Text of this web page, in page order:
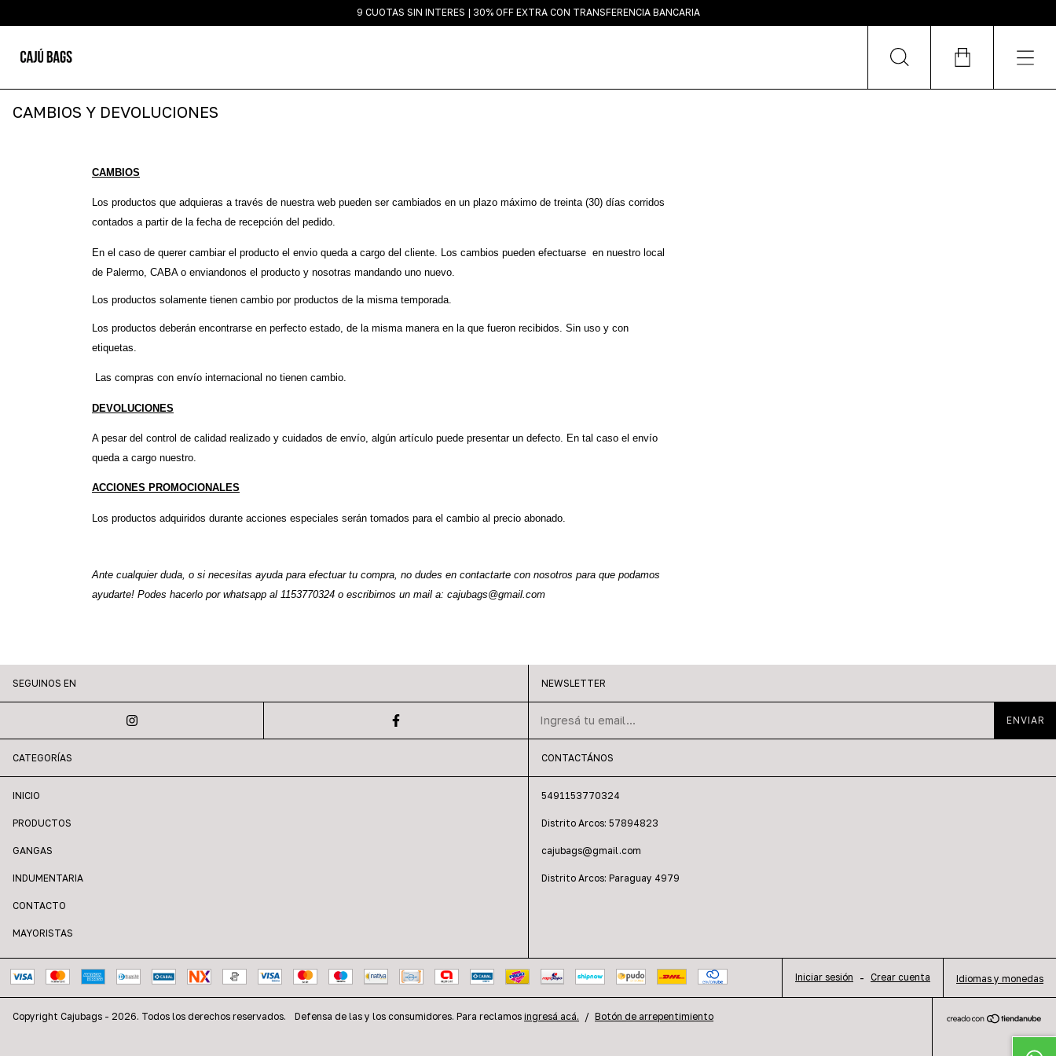
9 CUOTAS SIN INTERES | 30% OFF EXTRA CON TRANSFERENCIA BANCARIA
CAMBIOS Y DEVOLUCIONES
CAMBIOS
Los productos que adquieras a través de nuestra web pueden ser cambiados en un plazo máximo de treinta (30) días corridos
contados a partir de la fecha de recepción del pedido.
En el caso de querer cambiar el producto el envio queda a cargo del cliente. Los cambios pueden efectuarse  en nuestro local
de Palermo, CABA o enviandonos el producto y nosotras mandando uno nuevo.
Los productos solamente tienen cambio por productos de la misma temporada.
Los productos deberán encontrarse en perfecto estado, de la misma manera en la que fueron recibidos. Sin uso y con
etiquetas.
Las compras con envío internacional no tienen cambio.
DEVOLUCIONES
A pesar del control de calidad realizado y cuidados de envío, algún artículo puede presentar un defecto. En tal caso el envío
queda a cargo nuestro.
ACCIONES PROMOCIONALES
Los productos adquiridos durante acciones especiales serán tomados para el cambio al precio abonado.
Ante cualquier duda, o si necesitas ayuda para efectuar tu compra, no dudes en contactarte con nosotros para que podamos
ayudarte! Podes hacerlo por whatsapp al 1153770324 o escribirnos un mail a: cajubags@gmail.com
SEGUINOS EN NEWSLETTER
CATEGORÍAS
INICIO
PRODUCTOS
GANGAS
INDUMENTARIA
CONTACTO
MAYORISTAS
CONTACTÁNOS
5491153770324
Distrito Arcos: 57894823
cajubags@gmail.com
Distrito Arcos: Paraguay 4979
Iniciar sesión - Crear cuenta Idiomas y monedas
Copyright Cajubags - 2026. Todos los derechos reservados. Defensa de las y los consumidores. Para reclamos ingresá acá. / Botón de arrepentimiento